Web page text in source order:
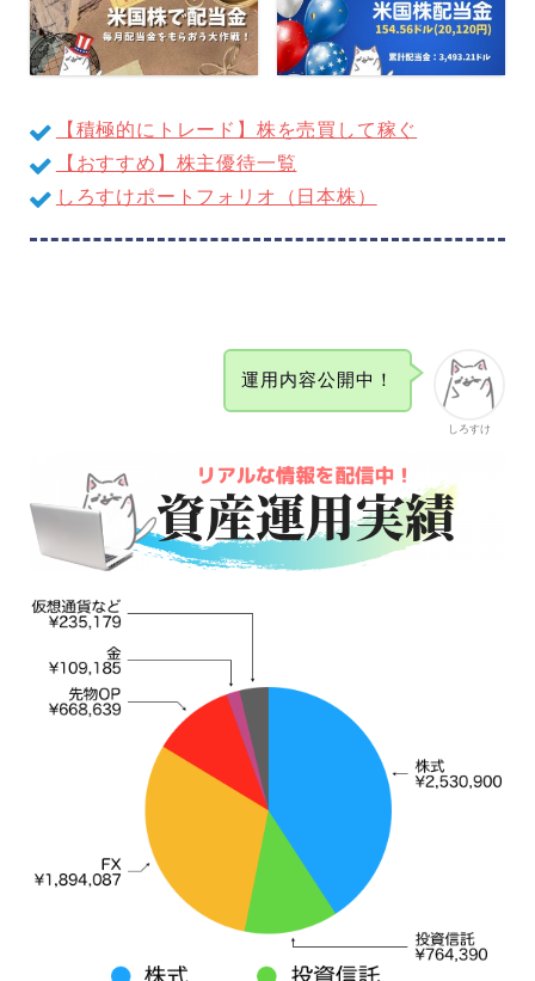
【積極的にトレード】株を売買して稼ぐ
【おすすめ】株主優待一覧
しろすけポートフォリオ（日本株）
しろすけ
運用内容公開中！